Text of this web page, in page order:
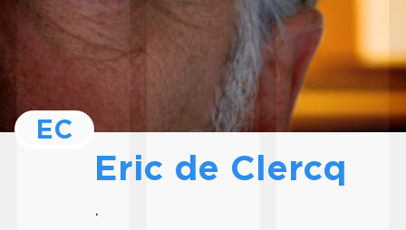
EC
Eric de Clercq
.